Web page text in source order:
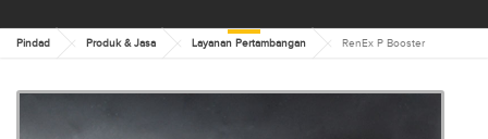
RENEX P BOOSTER
Pindad Produk & Jasa Layanan Pertambangan RenEx P Booster